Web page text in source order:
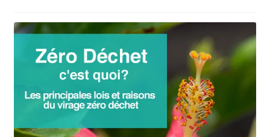
Boutique en ligne